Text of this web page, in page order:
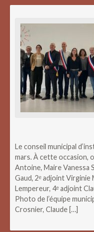
Le conseil municipal
mars. À cette occasion,
Antoine, Maire Vanessa
Gaud, 2ᵉ adjoint
Lempereur, 4ᵉ adjoint
Photo de l’équipe
Crosnier, Claude […]